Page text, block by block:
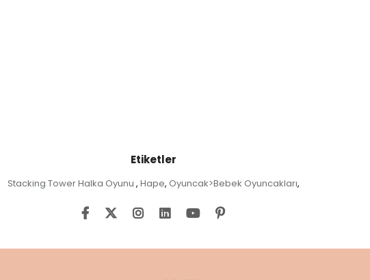
Etiketler
Stacking Tower Halka Oyunu , Hape, Oyuncak>Bebek Oyuncakları,